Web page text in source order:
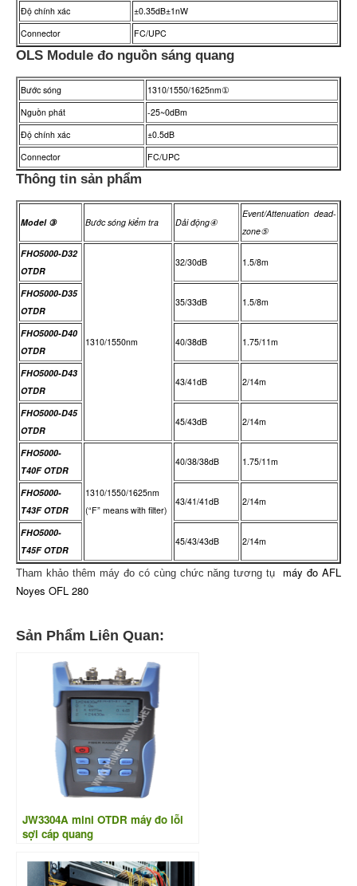
Độ chính xác
±0.35dB±1nW
Connector
FC/UPC
OLS Module đo nguồn sáng quang
Bước sóng
1310/1550/1625nm①
Nguồn phát
-25~0dBm
Độ chính xác
±0.5dB
Connector
FC/UPC
Thông tin sản phẩm
Model ③ Bước sóng kiểm tra Dải động④
Event/Attenuation dead-
zone⑤
FHO5000-D32
OTDR
1310/1550nm
32/30dB 1.5/8m
FHO5000-D35
OTDR
35/33dB 1.5/8m
FHO5000-D40
OTDR
40/38dB 1.75/11m
FHO5000-D43
OTDR
43/41dB 2/14m
FHO5000-D45
OTDR
45/43dB 2/14m
FHO5000-
T40F OTDR
1310/1550/1625nm
(“F” means with filter)
40/38/38dB 1.75/11m
FHO5000-
T43F OTDR
43/41/41dB 2/14m
FHO5000-
T45F OTDR
45/43/43dB 2/14m
Tham khảo thêm máy đo có cùng chức năng tương tụ máy đo AFL
Noyes OFL 280
Sản Phẩm Liên Quan:
JW3304A mini OTDR máy đo lỗi
sợi cáp quang